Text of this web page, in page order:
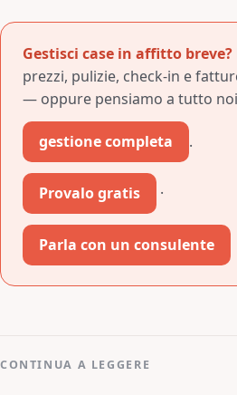
Gestisci case in affitto breve?
prezzi, pulizie, check-in e
— oppure pensiamo a tutto
gestione completa .
Provalo gratis ·
Parla con un consulente
CONTINUA A LEGGERE